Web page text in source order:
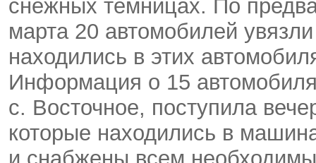
снежных темницах. По
марта 20 автомобилей
находились в этих
Информация о 15
с. Восточное, поступила
которые находились в